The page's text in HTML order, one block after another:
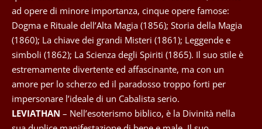
ad opere di minore importanza, cinque opere famose:
Dogma e Rituale dell’Alta Magia (1856); Storia della Magia
(1860); La chiave dei grandi Misteri (1861); Leggende e
simboli (1862); La Scienza degli Spiriti (1865). Il suo stile è
estremamente divertente ed affascinante, ma con un
amore per lo scherzo ed il paradosso troppo forti per
impersonare l’ideale di un Cabalista serio.
LEVIATHAN – Nell’esoterismo biblico, è la Divinità nella